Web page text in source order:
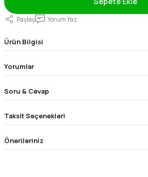
Paylaş Yorum Yaz
Ürün Bilgisi
Yorumlar
Soru & Cevap
Taksit Seçenekleri
Önerileriniz